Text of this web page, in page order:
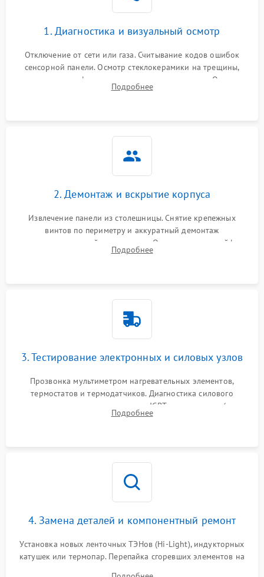
1. Диагностика и визуальный осмотр
Отключение от сети или газа. Считывание кодов ошибок
сенсорной панели. Осмотр стеклокерамики на трещины,
проверка конфорок на равномерность нагрева. Опрос
клиента о симптомах (не включается, не видит посуду,
Подробнее
2. Демонтаж и вскрытие корпуса
Извлечение панели из столешницы. Снятие крепежных
винтов по периметру и аккуратный демонтаж
стеклокерамической поверхности. Отсоединение шлейфов
сенсорного блока для доступа к силовым платам, катушкам
Подробнее
3. Тестирование электронных и силовых узлов
Прозвонка мультиметром нагревательных элементов,
термостатов и термодатчиков. Диагностика силового
модуля, реле, диодных мостов и IGBT-транзисторов (для
индукции). Проверка кранов и газ-контроля (для газовых
Подробнее
4. Замена деталей и компонентный ремонт
Установка новых ленточных ТЭНов (Hi-Light), индукторных
катушек или термопар. Перепайка сгоревших элементов на